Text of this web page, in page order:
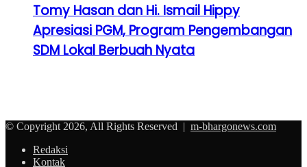
Tomy Hasan dan Hi. Ismail Hippy
Apresiasi PGM, Program Pengembangan
SDM Lokal Berbuah Nyata
© Copyright 2026, All Rights Reserved | m-bhargonews.com
Redaksi
Kontak